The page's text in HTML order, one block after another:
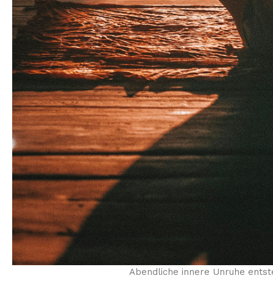
Abendliche innere Unruhe